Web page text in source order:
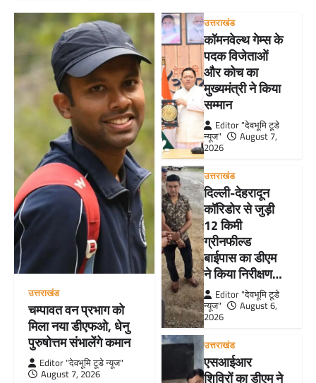
उत्तराखंड
चम्पावत वन प्रभाग को
मिला नया डीएफओ, धेनु
पुरुषोत्तम संभालेंगे कमान
Editor "देवभूमि टूडे न्यूज"
August 7, 2026
उत्तराखंड
कॉमनवेल्थ गेम्स के
पदक विजेताओं
और कोच का
मुख्यमंत्री ने किया
सम्मान
Editor "देवभूमि टूडे
न्यूज"
August 7,
2026
उत्तराखंड
दिल्ली-देहरादून
कॉरिडोर से जुड़ी
12 किमी
ग्रीनफील्ड
बाईपास का डीएम
ने किया निरीक्षण…
Editor "देवभूमि टूडे
न्यूज"
August 6,
2026
उत्तराखंड
एसआईआर
शिविरों का डीएम ने